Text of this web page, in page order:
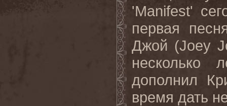
'Manifest'
первая
Джой (Joey
несколько
дополнил
время дать